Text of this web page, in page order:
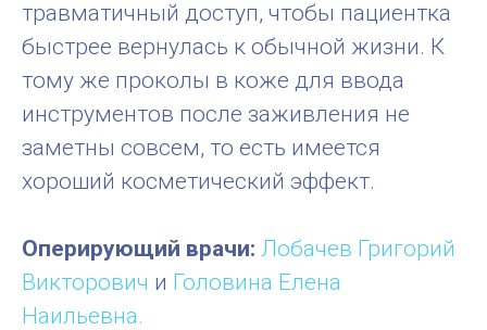
травматичный доступ, чтобы пациентка
быстрее вернулась к обычной жизни. К
тому же проколы в коже для ввода
инструментов после заживления не
заметны совсем, то есть имеется
хороший косметический эффект.
Оперирующий врачи: Лобачев Григорий
Викторович и Головина Елена
Наильевна.